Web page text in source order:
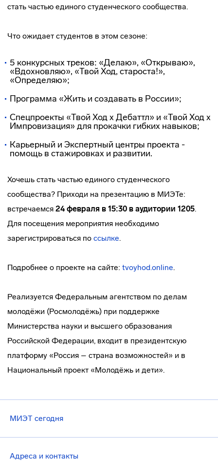
стать частью единого студенческого сообщества.
Что ожидает студентов в этом сезоне:
5 конкурсных треков: «Делаю», «Открываю»,
«Вдохновляю», «Твой Ход, староста!»,
«Определяю»;
Программа «Жить и создавать в России»;
Спецпроекты «Твой Ход х Дебаттл» и «Твой Ход х
Импровизация» для прокачки гибких навыков;
Карьерный и Экспертный центры проекта -
помощь в стажировках и развитии.
Хочешь стать частью единого студенческого
сообщества? Приходи на презентацию в МИЭТе:
встречаемся 24 февраля в 15:30 в аудитории 1205.
Для посещения мероприятия необходимо
зарегистрироваться по ссылке.
Подробнее о проекте на сайте: tvoyhod.online.
Реализуется Федеральным агентством по делам
молодёжи (Росмолодёжь) при поддержке
Министерства науки и высшего образования
Российской Федерации, входит в президентскую
платформу «Россия – страна возможностей» и в
Национальный проект «Молодёжь и дети».
МИЭТ сегодня
Адреса и контакты